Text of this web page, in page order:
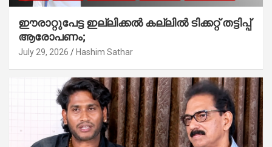
ഈരാറ്റുപേട്ട ഇല്ലിക്കൽ കല്ലിൽ ടിക്കറ്റ് തട്ടിപ്പ്
ആരോപണം;
July 29, 2026 Hashim Sathar